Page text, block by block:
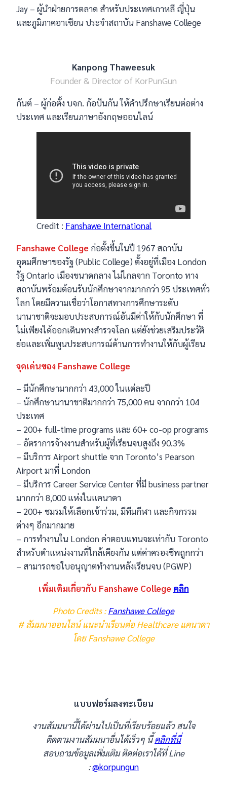
Jay – ผู้นำฝ่ายการตลาด สำหรับประเทศเกาหลี ญี่ปุ่น
และภูมิภาคอาเซียน ประจำสถาบัน Fanshawe College
Kanpong Thaweesuk
Founder & Director of KorPunGun
กันต์ – ผู้ก่อตั้ง บจก. ก้อปันกัน ให้คำปรึกษาเรียนต่อต่าง
ประเทศ และเรียนภาษาอังกฤษออนไลน์
Credit : Fanshawe International
Fanshawe College ก่อตั้งขึ้นในปี 1967 สถาบัน
อุดมศึกษาของรัฐ (Public College) ตั้งอยู่ที่เมือง London
รัฐ Ontario เมืองขนาดกลาง ไม่ไกลจาก Toronto ทาง
สถาบันพร้อมต้อนรับนักศึกษาจากมากกว่า 95 ประเทศทั่ว
โลก โดยมีความเชื่อว่าโอกาสทางการศึกษาระดับ
นานาชาติจะมอบประสบการณ์อันมีค่าให้กับนักศึกษา ที่
ไม่เพียงได้ออกเดินทางสำรวจโลก แต่ยังช่วยเสริมประวัติ
ย่อและเพิ่มพูนประสบการณ์ด้านการทำงานให้กับผู้เรียน
จุดเด่นของ Fanshawe College
– มีนักศึกษามากกว่า 43,000 ในแต่ละปี
– นักศึกษานานาชาติมากกว่า 75,000 คน จากกว่า 104
ประเทศ
– 200+ full-time programs และ 60+ co-op programs
– อัตราการจ้างงานสำหรับผู้ที่เรียนจบสูงถึง 90.3%
– มีบริการ Airport shuttle จาก Toronto’s Pearson
Airport มาที่ London
– มีบริการ Career Service Center ที่มี business partner
มากกว่า 8,000 แห่งในแคนาดา
– 200+ ชมรมให้เลือกเข้าร่วม, มีทีมกีฬา และกิจกรรม
ต่างๆ อีกมากมาย
– การทำงานใน London ค่าตอบแทนจะเท่ากับ Toronto
สำหรับตำแหน่งงานที่ใกล้เคียงกัน แต่ค่าครองชีพถูกกว่า
– สามารถขอใบอนุญาตทำงานหลังเรียนจบ (PGWP)
เพิ่มเติมเกี่ยวกับ Fanshawe College คลิก
Photo Credits :Fanshawe College
# สัมมนาออนไลน์ แนะนำเรียนต่อ Healthcare แคนาดา
โดย Fanshawe College
แบบฟอร์มลงทะเบียน
งานสัมมนานี้ได้ผ่านไปเป็นที่เรียบร้อยแล้ว สนใจ
ติดตามงานสัมมนาอื่นได้เร็วๆ นี้คลิกที่นี่
สอบถามข้อมูลเพิ่มเติม ติดต่อเราได้ที่ Line
:@korpungun